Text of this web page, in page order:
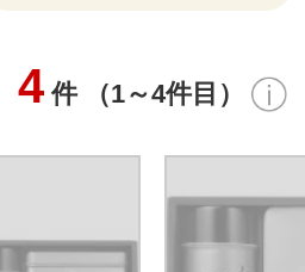
4 件 （1～4件目）